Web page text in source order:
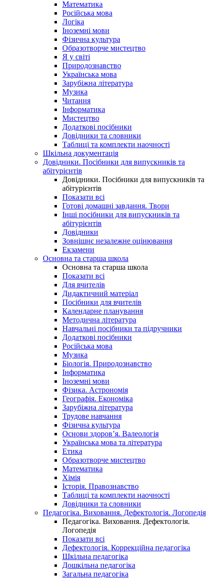
Математика
Російська мова
Логіка
Іноземні мови
Фізична культура
Образотворче мистецтво
Я у світі
Природознавство
Українська мова
Зарубіжна література
Музика
Читання
Інформатика
Мистецтво
Додаткові посібники
Довідники та словники
Таблиці та комплекти наочності
Шкільна документація
Довідники. Посібники для випускників та
абітурієнтів
Довідники. Посібники для випускників та
абітурієнтів
Показати всі
Готові домашні завдання. Твори
Інші посібники для випускників та
абітурієнтів
Довідники
Зовнішнє незалежне оцінювання
Екзамени
Основна та старша школа
Основна та старша школа
Показати всі
Для вчителів
Дидактичний матеріал
Посібники для вчителів
Календарне планування
Методична література
Навчальні посібники та підручники
Додаткові посібники
Російська мова
Музика
Біологія. Природознавство
Інформатика
Іноземні мови
Фізика. Астрономія
Географія. Економіка
Зарубіжна література
Трудове навчання
Фізична культура
Основи здоров’я. Валеологія
Українська мова та література
Етика
Образотворче мистецтво
Математика
Хімія
Історія. Правознавство
Таблиці та комплекти наочності
Довідники та словники
Педагогіка. Виховання. Дефектологія. Логопедія
Педагогіка. Виховання. Дефектологія.
Логопедія
Показати всі
Дефектологія. Коррекційна педагогіка
Шкільна педагогіка
Дошкільна педагогіка
Загальна педагогіка